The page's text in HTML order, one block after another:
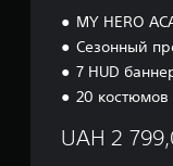
MY HERO
Сезонный
7 HUD
20 костюмов
UAH 2